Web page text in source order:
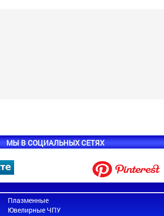
МЫ В СОЦИАЛЬНЫХ СЕТЯХ
Плазменные
Ювелирные ЧПУ